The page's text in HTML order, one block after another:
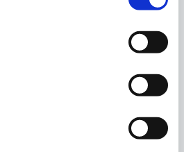
Sie sich jederzeit unter
Adresse an uns
Einschränkung der
personenbezogenen Daten
wir in der Regel Zeit, um